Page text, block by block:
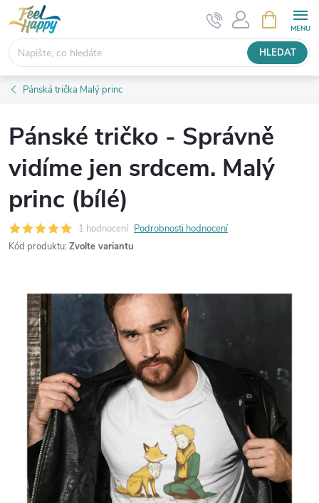
Přejít
na
obsah
HLEDAT
NÁKUPNÍ
KOŠÍK
Pánská trička Malý princ
Pánské tričko - Správně
vidíme jen srdcem. Malý
princ (bílé)
1 hodnocení Podrobnosti hodnocení
Kód produktu: Zvolte variantu